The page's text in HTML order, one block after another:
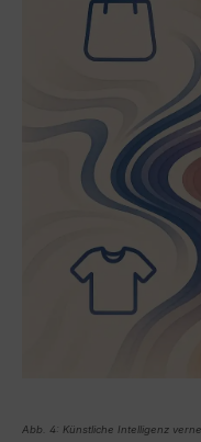
Abb. 4: Künstliche Intelligenz